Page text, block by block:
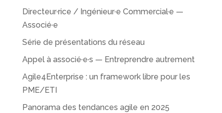
Directeur·rice / Ingénieur·e Commercial·e —
Associé·e
Série de présentations du réseau
Appel à associé·e·s — Entreprendre autrement
Agile4Enterprise : un framework libre pour les
PME/ETI
Panorama des tendances agile en 2025